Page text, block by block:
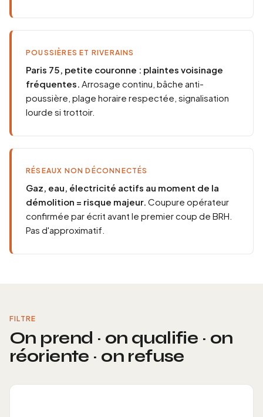
POUSSIÈRES ET RIVERAINS
Paris 75, petite couronne : plaintes voisinage
fréquentes. Arrosage continu, bâche anti-
poussière, plage horaire respectée, signalisation
lourde si trottoir.
RÉSEAUX NON DÉCONNECTÉS
Gaz, eau, électricité actifs au moment de la
démolition = risque majeur. Coupure opérateur
confirmée par écrit avant le premier coup de BRH.
Pas d'approximatif.
FILTRE
On prend · on qualifie · on
réoriente · on refuse